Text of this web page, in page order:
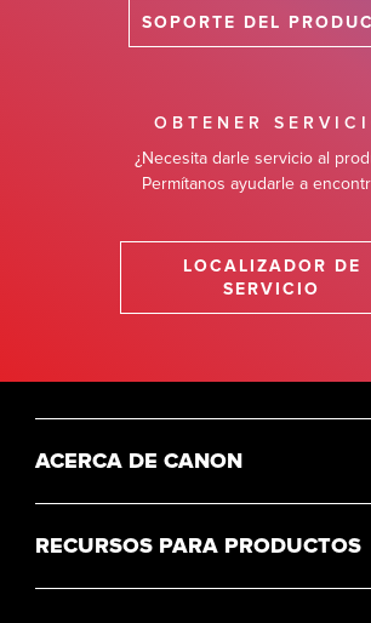
SOPORTE DEL
OBTENER
¿Necesita darle servicio al
Permítanos ayudarle a
LOCALIZADOR DE
SERVICIO
ACERCA DE CANON
RECURSOS PARA PRODUCTOS